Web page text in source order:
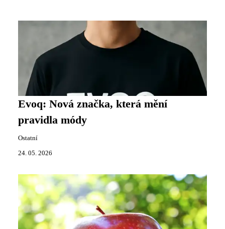
Evoq: Nová značka, která mění
pravidla módy
Ostatní
24. 05. 2026